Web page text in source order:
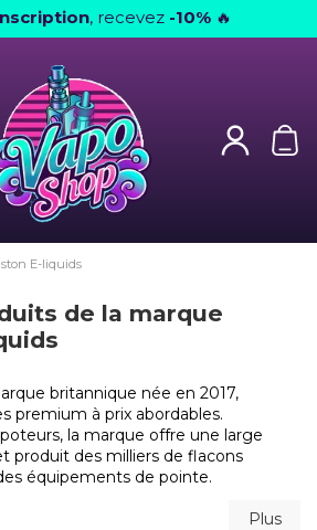
, recevez -10% 🔥
E-liquids
de la marque
britannique née en 2017,
premium à prix abordables.
la marque offre une large
produit des milliers de flacons
équipements de pointe.
Plus